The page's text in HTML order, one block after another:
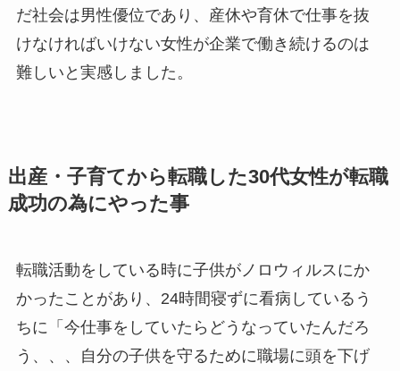
だ社会は男性優位であり、産休や育休で仕事を抜
けなければいけない女性が企業で働き続けるのは
難しいと実感しました。
出産・子育てから転職した30代女性が転職
成功の為にやった事
転職活動をしている時に子供がノロウィルスにか
かったことがあり、24時間寝ずに看病しているう
ちに「今仕事をしていたらどうなっていたんだろ
う、、、自分の子供を守るために職場に頭を下げ